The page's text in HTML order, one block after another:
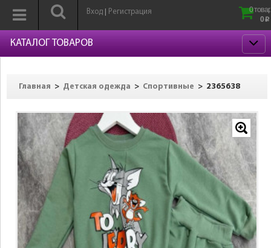
Вход Регистрация
0
0 p
КАТАЛОГ ТОВАРОВ
Главная > Детская одежда > Спортивные > 2365638